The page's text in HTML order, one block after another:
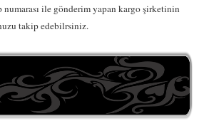
ile gönderim yapan kargo şirketinin
takip edebilrsiniz.